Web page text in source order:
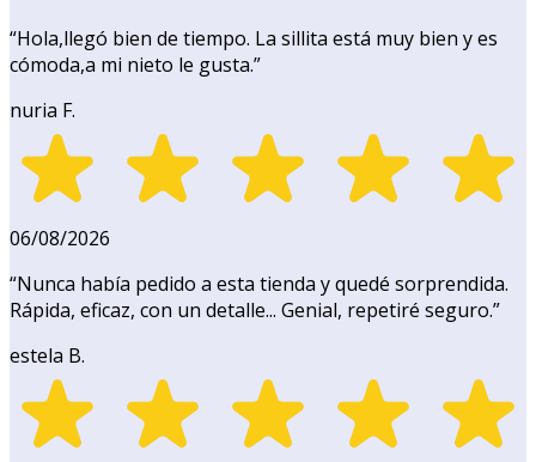
“Hola,llegó bien de tiempo. La sillita está muy bien y es
cómoda,a mi nieto le gusta.”
nuria F.
06/08/2026
“Nunca había pedido a esta tienda y quedé sorprendida.
Rápida, eficaz, con un detalle... Genial, repetiré seguro.”
estela B.